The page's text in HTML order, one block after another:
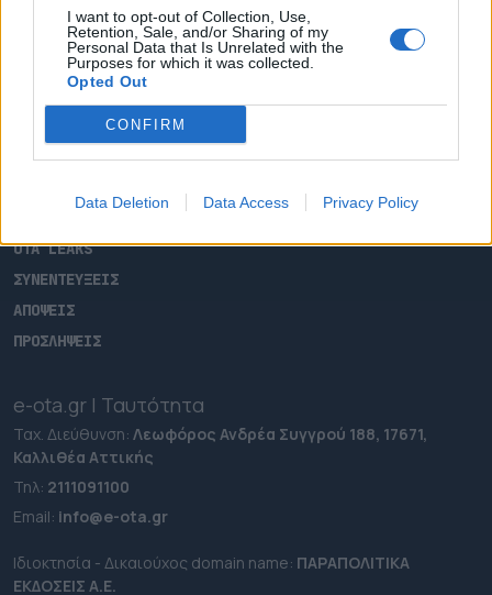
I want to opt-out of Collection, Use,
Retention, Sale, and/or Sharing of my
Personal Data that Is Unrelated with the
Purposes for which it was collected.
Opted Out
CONFIRM
Data Deletion Data Access Privacy Policy
ΡΟΗ ΕΙΔΗΣΕΩΝ
ΕΠΙΚΑΙΡΟΤΗΤΑ
OTA LEAKS
ΣΥΝΕΝΤΕΥΞΕΙΣ
ΑΠΟΨΕΙΣ
ΠΡΟΣΛΗΨΕΙΣ
e-ota.gr | Ταυτότητα
Ταχ. Διεύθυνση: Λεωφόρος Ανδρέα Συγγρού 188, 17671,
Καλλιθέα Αττικής
Τηλ: 2111091100
Εmail: info@e-ota.gr
Ιδιοκτησία - Δικαιούχος domain name: ΠΑΡΑΠΟΛΙΤΙΚΑ
ΕΚΔΟΣΕΙΣ A.E.